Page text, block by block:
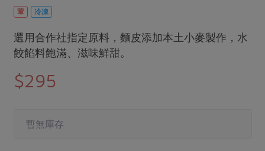
防災用品
最新產品
樂齡友善
養身食補
節慶大餐
高麗菜海鮮煎餅
把最好的台灣味帶回家！
典藏閱覽室
最新消息
下載專區
地區活動
葷 冷凍
選用合作社指定原料，麵皮添加本土小麥製作，水
餃餡料飽滿、滋味鮮甜。
$295
暫無庫存